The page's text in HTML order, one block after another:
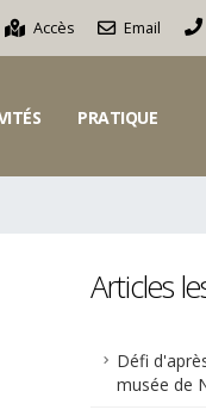
Accès Email
PRATIQUE
Articles
Défi
musée de